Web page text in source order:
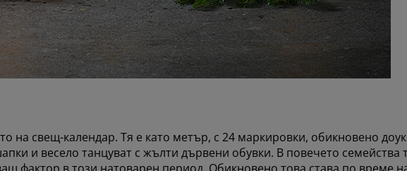
на свещ-календар. Тя е като метър, с 24 маркировки, обикновено
и весело танцуват с жълти дървени обувки. В повечето семейства